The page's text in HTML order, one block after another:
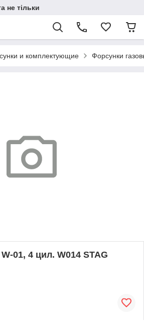
не тільки
и комплектующие Форсунки
01, 4 цил. W014 STAG